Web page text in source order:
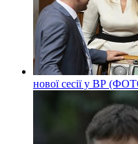
нової сесії у ВР